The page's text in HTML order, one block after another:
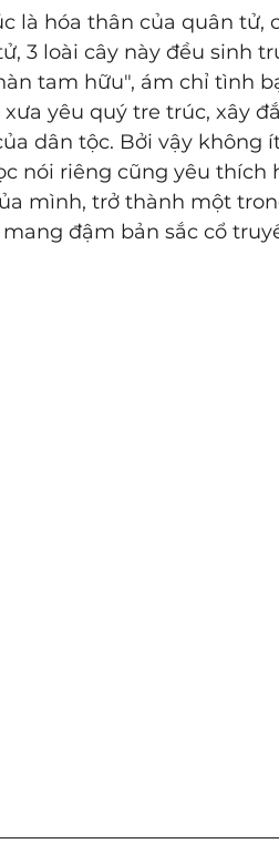
là hóa thân của quân
3 loài cây này đều sinh
tam hữu", ám chỉ tình
yêu quý tre trúc, xây
dân tộc. Bởi vậy không
nói riêng cũng yêu thích
mình, trở thành một
đậm bản sắc cổ